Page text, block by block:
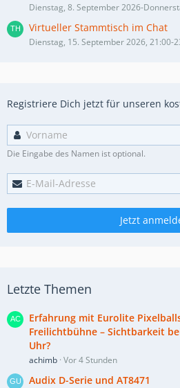
Dienstag, 8. September 2026-
Virtueller Stammtisch im Chat
Dienstag, 15. September 2026, 21:00-
Registriere Dich jetzt für unseren
Die Eingabe des Namen ist optional.
Jetzt
Letzte Themen
Erfahrung mit Eurolite
Freilichtbühne – Sichtbarkeit
Uhr?
achimb Vor 4 Stunden
Audix D-Serie und AT8471